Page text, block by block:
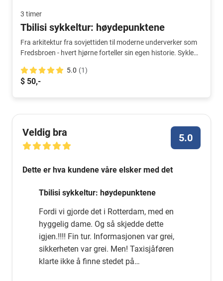
3 timer
Tbilisi sykkeltur: høydepunktene
Fra arkitektur fra sovjettiden til moderne underverker som
Fredsbroen - hvert hjørne forteller sin egen historie. Sykle
unike atmosfæren i de forskjellige bydelene.
5.0 (1)
$ 50,-
Veldig bra 5.0
Dette er hva kundene våre elsker med det
Tbilisi sykkeltur: høydepunktene
Fordi vi gjorde det i Rotterdam, med en
hyggelig dame. Og så skjedde dette
igjen.!!!! Fin tur. Informasjonen var grei,
sikkerheten var grei. Men! Taxisjåføren
klarte ikke å finne stedet på